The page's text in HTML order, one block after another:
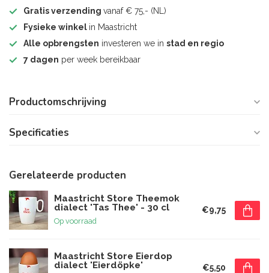
Gratis verzending vanaf € 75,- (NL)
Fysieke winkel in Maastricht
Alle opbrengsten investeren we in stad en regio
7 dagen per week bereikbaar
Productomschrijving
Specificaties
Gerelateerde producten
Maastricht Store Theemok
dialect 'Tas Thee' - 30 cl
Op voorraad
€9,75
Maastricht Store Eierdop
dialect 'Eierdöpke'
€5,50